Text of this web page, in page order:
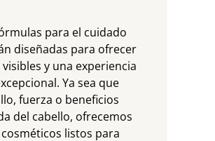
para el cuidado
diseñadas para ofrecer
y una experiencia
Ya sea que
fuerza o beneficios
del cabello, ofrecemos
listos para